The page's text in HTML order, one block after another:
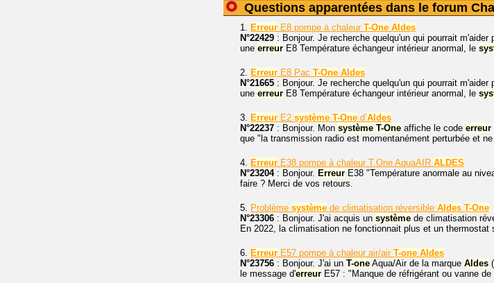
Questions apparentées dans le forum
1. Erreur E8 pompe à chaleur T-One Aldes
N°22429 : Bonjour. Je recherche quelqu'un qui pourrait
une erreur E8 Température échangeur intérieur anormal, le
2. Erreur E8 Pac T-One Aldes
N°21665 : Bonjour. Je recherche quelqu'un qui pourrait
une erreur E8 Température échangeur intérieur anormal, le
3. Erreur E2 système T-One d’Aldes
N°22237 : Bonjour. Mon système T-One affiche le code erreur
que "la transmission radio est momentanément perturbée et
4. Erreur E38 pompe à chaleur T.One AquaAIR ALDES
N°23204: Bonjour. Erreur E38 "Température anormale au
faire ? Merci de vos retours.
5. Problème système de climatisation réversible Aldes T-One
N°23306 : Bonjour. J'ai acquis un système de climatisation
En 2022, la climatisation ne fonctionnait plus et un thermostat
6. Erreur E57 pompe à chaleur air/air T-one Aldes
N°23756 : Bonjour. J'ai un T-one Aqua/Air de la marque Aldes
le message d'erreur E57 : "Manque de réfrigérant ou vanne